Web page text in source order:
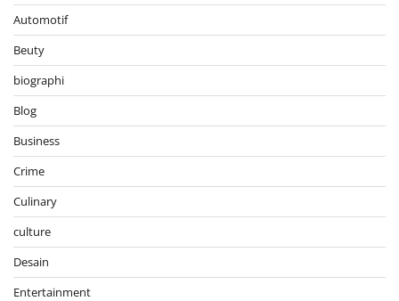
Automotif
Beuty
biographi
Blog
Business
Crime
Culinary
culture
Desain
Entertainment